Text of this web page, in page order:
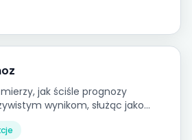
takimi jak MSSF lub lokalne
jak ściśle prognozy
wynikom, służąc jako
planowania i
planistycznych.